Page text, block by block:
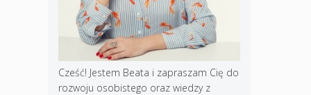
Cześć! Jestem Beata i zapraszam Cię do
rozwoju osobistego oraz wiedzy z